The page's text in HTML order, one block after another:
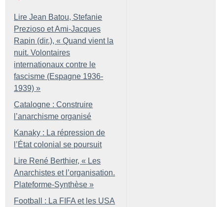
Lire Jean Batou, Stefanie
Prezioso et Ami-Jacques
Rapin (dir.), « Quand vient la
nuit. Volontaires
internationaux contre le
fascisme (Espagne 1936-
1939) »
Catalogne : Construire
l’anarchisme organisé
Kanaky : La répression de
l’État colonial se poursuit
Lire René Berthier, « Les
Anarchistes et l’organisation.
Plateforme-Synthèse »
Football : La FIFA et les USA